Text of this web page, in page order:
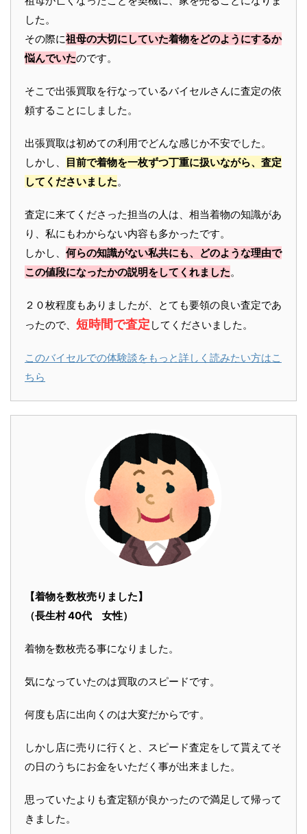
した。
その際に祖母の大切にしていた着物をどのようにするか
悩んでいたのです。
そこで出張買取を行なっているバイセルさんに査定の依
頼することにしました。
出張買取は初めての利用でどんな感じか不安でした。
しかし、
目前で着物を一枚ずつ丁重に扱いながら、査定
してくださいました。
査定に来てくださった担当の人は、相当着物の知識があ
り、私にもわからない内容も多かったです。
しかし、 何らの知識がない私共にも、どのような理由で
この値段になったかの説明をしてくれました。
２０枚程度もありましたが、とても要領の良い査定であ
ったので、 短時間で査定 してくださいました。
このバイセルでの体験談をもっと詳しく読みたい方はこ
ちら
【着物を数枚売りました】
（長生村 40代 女性）
着物を数枚売る事になりました。
気になっていたのは買取のスピードです。
何度も店に出向くのは大変だからです。
しかし店に売りに行くと、スピード査定をして貰えてそ
の日のうちにお金をいただく事が出来ました。
思っていたよりも査定額が良かったので満足して帰って
きました。